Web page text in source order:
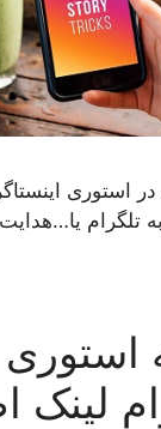
در استوری
تلگرام یا…هدایت
استوری
لینک